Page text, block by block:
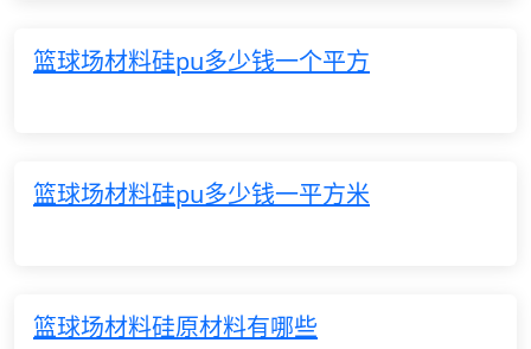
篮球场材料硅pu多少钱一个平方
篮球场材料硅pu多少钱一平方米
篮球场材料硅原材料有哪些